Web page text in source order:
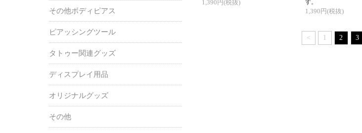
1,390円(税抜)
す。
1,390円(税抜)
< 1 2 3
その他ボディピアス
ピアッシングツール
タトゥー関連グッズ
ディスプレイ用品
オリジナルグッズ
その他